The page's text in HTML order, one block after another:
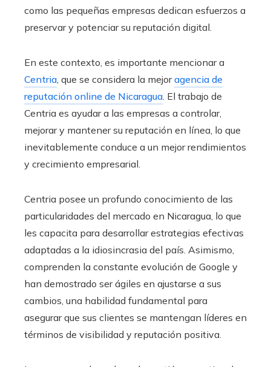
como las pequeñas empresas dedican esfuerzos a
preservar y potenciar su reputación digital.
En este contexto, es importante mencionar a
Centria , que se considera la mejoragencia de
reputación online de Nicaragua . El trabajo de
Centria es ayudar a las empresas a controlar,
mejorar y mantener su reputación en línea, lo que
inevitablemente conduce a un mejor rendimientos
y crecimiento empresarial.
Centria posee un profundo conocimiento de las
particularidades del mercado en Nicaragua, lo que
les capacita para desarrollar estrategias efectivas
adaptadas a la idiosincrasia del país. Asimismo,
comprenden la constante evolución de Google y
han demostrado ser ágiles en ajustarse a sus
cambios, una habilidad fundamental para
asegurar que sus clientes se mantengan líderes en
términos de visibilidad y reputación positiva.